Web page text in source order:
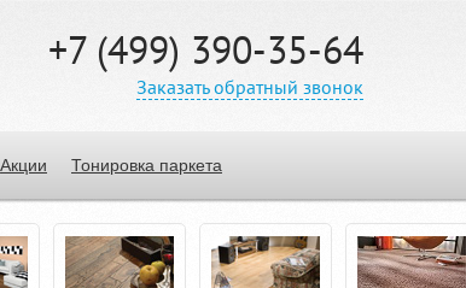
+7 (499) 390-35-64
Заказать обратный звонок
Акции Тонировка паркета